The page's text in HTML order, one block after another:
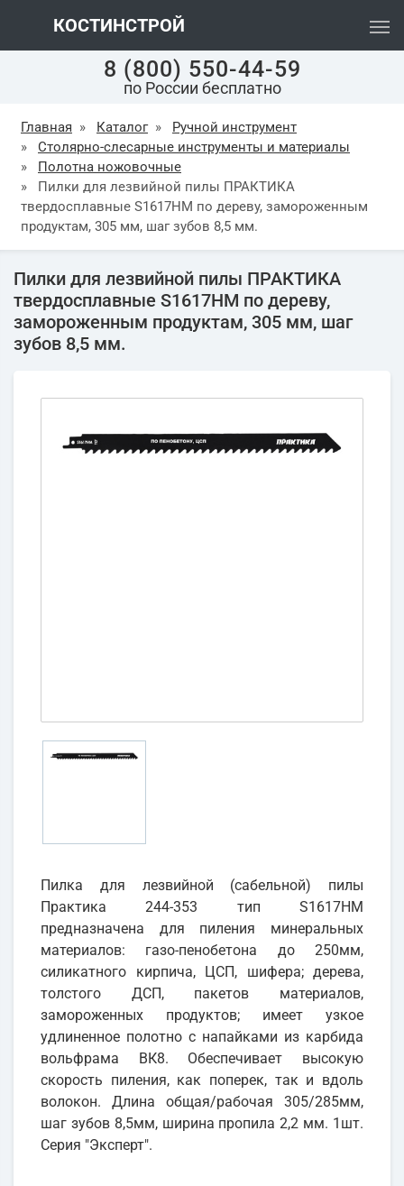
КОСТИНСТРОЙ
8 (800) 550-44-59
по России бесплатно
Главная » Каталог »
Ручной инструмент
»
Столярно-слесарные инструменты и материалы
»
Полотна ножовочные
»
Пилки для лезвийной пилы ПРАКТИКА
твердосплавные S1617HM по дереву, замороженным
продуктам, 305 мм, шаг зубов 8,5 мм.
Пилки для лезвийной пилы ПРАКТИКА
твердосплавные S1617HM по дереву,
замороженным продуктам, 305 мм, шаг
зубов 8,5 мм.
Пилка для лезвийной (сабельной) пилы
Практика 244-353 тип S1617HM
предназначена для пиления минеральных
материалов: газо-пенобетона до 250мм,
силикатного кирпича, ЦСП, шифера; дерева,
толстого ДСП, пакетов материалов,
замороженных продуктов; имеет узкое
удлиненное полотно с напайками из карбида
вольфрама ВК8. Обеспечивает высокую
скорость пиления, как поперек, так и вдоль
волокон. Длина общая/рабочая 305/285мм,
шаг зубов 8,5мм, ширина пропила 2,2 мм. 1шт.
Серия "Эксперт".